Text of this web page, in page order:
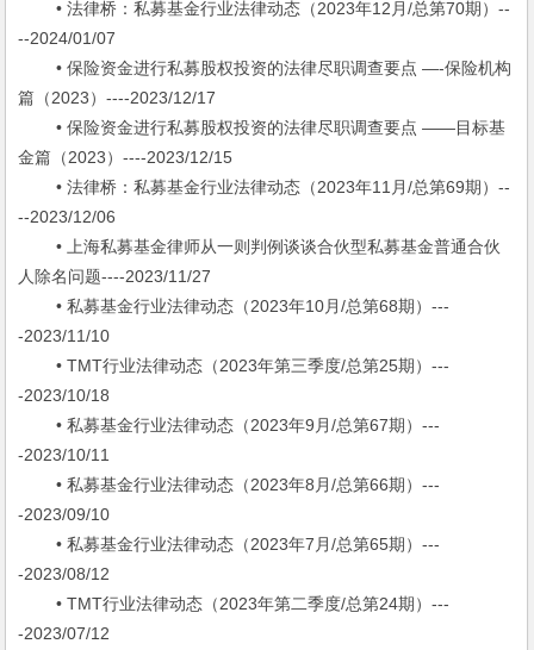
• 法律桥：私募基金行业法律动态（2023年12月/总第70期）--
--2024/01/07
• 保险资金进行私募股权投资的法律尽职调查要点 —-保险机构
篇（2023）----2023/12/17
• 保险资金进行私募股权投资的法律尽职调查要点 ——目标基
金篇（2023）----2023/12/15
• 法律桥：私募基金行业法律动态（2023年11月/总第69期）--
--2023/12/06
• 上海私募基金律师从一则判例谈谈合伙型私募基金普通合伙
人除名问题----2023/11/27
• 私募基金行业法律动态（2023年10月/总第68期）---
-2023/11/10
• TMT行业法律动态（2023年第三季度/总第25期）---
-2023/10/18
• 私募基金行业法律动态（2023年9月/总第67期）---
-2023/10/11
• 私募基金行业法律动态（2023年8月/总第66期）---
-2023/09/10
• 私募基金行业法律动态（2023年7月/总第65期）---
-2023/08/12
• TMT行业法律动态（2023年第二季度/总第24期）---
-2023/07/12